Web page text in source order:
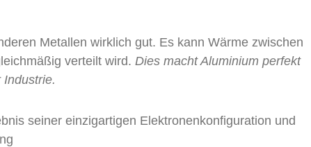
Metallen wirklich gut. Es kann Wärme zwischen
verteilt wird. Dies macht Aluminium perfekt
seiner einzigartigen Elektronenkonfiguration und